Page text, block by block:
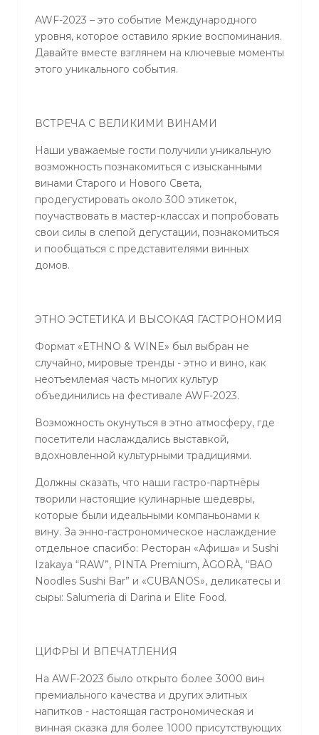
AWF-2023 – это событие Международного
уровня, которое оставило яркие воспоминания.
Давайте вместе взглянем на ключевые моменты
этого уникального события.
ВСТРЕЧА С ВЕЛИКИМИ ВИНАМИ
Наши уважаемые гости получили уникальную
возможность познакомиться с изысканными
винами Старого и Нового Света,
продегустировать около 300 этикеток,
поучаствовать в мастер-классах и попробовать
свои силы в слепой дегустации, познакомиться
и пообщаться с представителями винных
домов.
ЭТНО ЭСТЕТИКА И ВЫСОКАЯ ГАСТРОНОМИЯ
Формат «ETHNO & WINE» был выбран не
случайно, мировые тренды - этно и вино, как
неотъемлемая часть многих культур
объединились на фестивале AWF-2023.
Возможность окунуться в этно атмосферу, где
посетители наслаждались выставкой,
вдохновленной культурными традициями.
Должны сказать, что наши гастро-партнёры
творили настоящие кулинарные шедевры,
которые были идеальными компаньонами к
вину. За энно-гастрономическое наслаждение
отдельное спасибо: Ресторан «Афиша» и Sushi
Izakaya “RAW”, PINTA Premium, ÀGORÀ, “BAO
Noodles Sushi Bar” и «CUBANOS», деликатесы и
сыры: Salumeria di Darina и Elite Food.
ЦИФРЫ И ВПЕЧАТЛЕНИЯ
На AWF-2023 было открыто более 3000 вин
премиального качества и других элитных
напитков - настоящая гастрономическая и
винная сказка для более 1000 присутствующих